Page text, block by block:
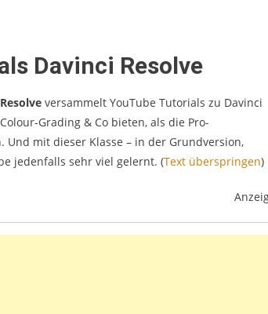
Davinci Resolve
versammelt YouTube Tutorials zu Davinci
Grading & Co bieten, als die Pro-
mit dieser Klasse – in der Grundversion,
jedenfalls sehr viel gelernt. (Text überspringen)